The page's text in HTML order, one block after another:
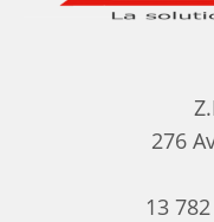
276
13